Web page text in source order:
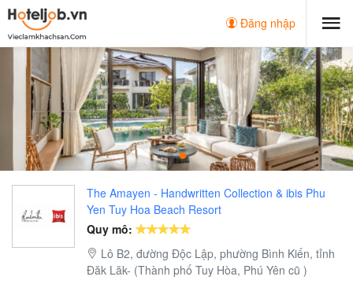
Đăng nhập
The Amayen - Handwritten Collection & ibis Phu
Yen Tuy Hoa Beach Resort
Quy mô:
Lô B2, đường Độc Lập, phường Bình Kiến, tỉnh
Đăk Lăk- (Thành phố Tuy Hòa, Phú Yên cũ )